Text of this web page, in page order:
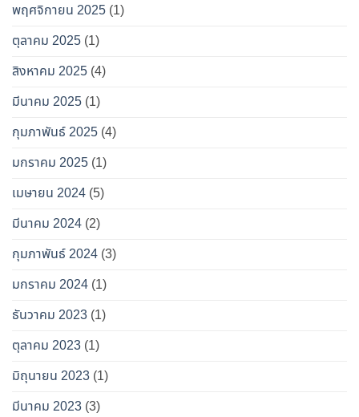
พฤศจิกายน 2025 (1)
ตุลาคม 2025 (1)
สิงหาคม 2025 (4)
มีนาคม 2025 (1)
กุมภาพันธ์ 2025 (4)
มกราคม 2025 (1)
เมษายน 2024 (5)
มีนาคม 2024 (2)
กุมภาพันธ์ 2024 (3)
มกราคม 2024 (1)
ธันวาคม 2023 (1)
ตุลาคม 2023 (1)
มิถุนายน 2023 (1)
มีนาคม 2023 (3)